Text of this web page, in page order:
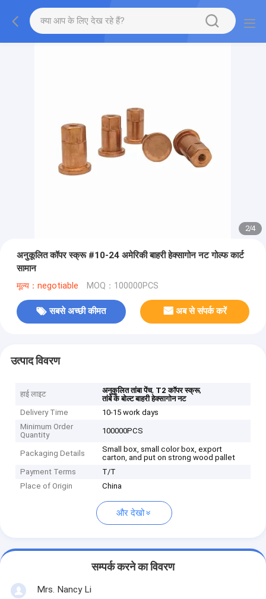
2/4
अनुकूलित कॉपर स्क्रू #10-24 अमेरिकी बाहरी हेक्सागोन नट गोल्फ कार्ट
सामान
मूल्य：negotiable MOQ：100000PCS
सबसे अच्छी कीमत अब से संपर्क करें
उत्पाद विवरण
हाई लाइट अनुकूलित तांबा पेंच, T2 कॉपर स्क्रू,
तांबे के बोल्ट बाहरी हेक्सागोन नट
Delivery Time
10-15 work days
Minimum Order
Quantity
100000PCS
Packaging Details
Small box, small color box, export
carton, and put on strong wood pallet
Payment Terms
T/T
Place of Origin
China
और देखो
सम्पर्क करने का विवरण
Mrs. Nancy Li